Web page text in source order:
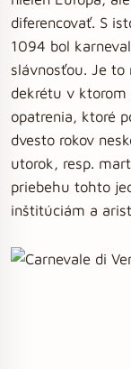
diferencovať. S
1094 bol
slávnosťou. Je to
dekrétu v ktorom
opatrenia, ktoré
dvesto rokov
utorok, resp.
priebehu tohto
inštitúciám a